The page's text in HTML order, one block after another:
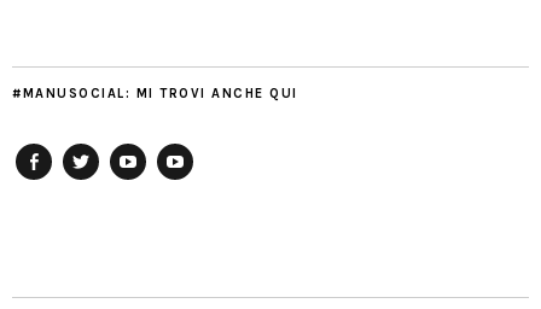
#MANUSOCIAL: MI TROVI ANCHE QUI